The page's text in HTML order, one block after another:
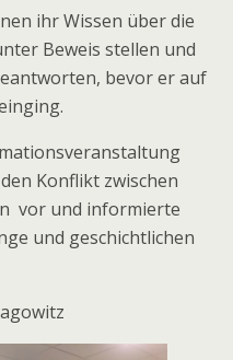
ihr Wissen über die
Beweis stellen und
bevor er auf
Konflikt zwischen
vor und informierte
und geschichtlichen